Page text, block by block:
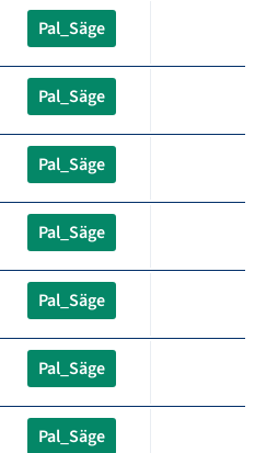
Pal_Säge
Pal_Säge
Pal_Säge
Pal_Säge
Pal_Säge
Pal_Säge
Pal_Säge